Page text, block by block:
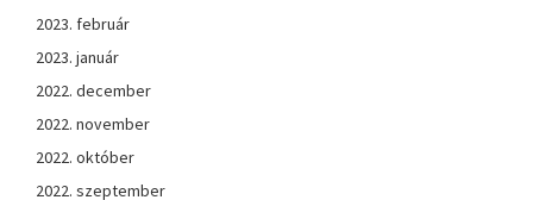
2023. február
2023. január
2022. december
2022. november
2022. október
2022. szeptember